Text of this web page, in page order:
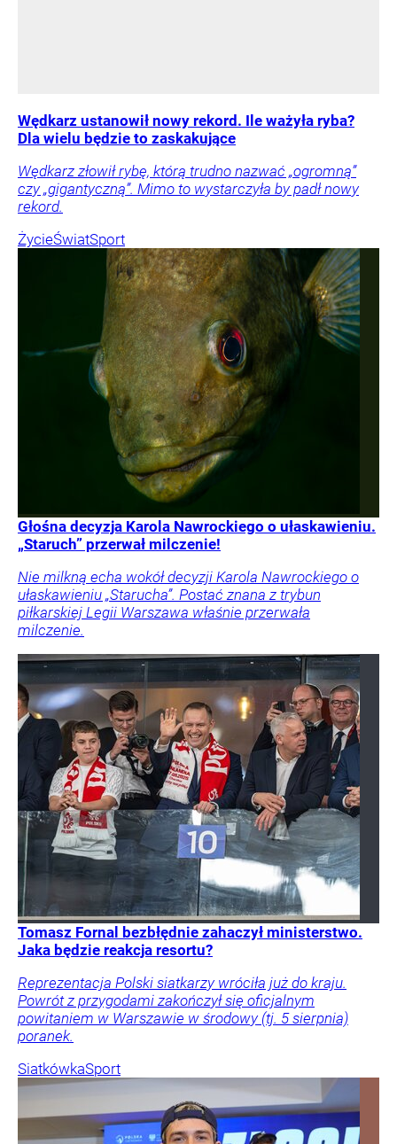
Wędkarz ustanowił nowy rekord. Ile ważyła ryba?
Dla wielu będzie to zaskakujące
Wędkarz złowił rybę, którą trudno nazwać „ogromną”
czy „gigantyczną”. Mimo to wystarczyła by padł nowy
rekord.
ŻycieŚwiatSport
Głośna decyzja Karola Nawrockiego o ułaskawieniu.
„Staruch” przerwał milczenie!
Nie milkną echa wokół decyzji Karola Nawrockiego o
ułaskawieniu „Starucha”. Postać znana z trybun
piłkarskiej Legii Warszawa właśnie przerwała
milczenie.
Tomasz Fornal bezbłędnie zahaczył ministerstwo.
Jaka będzie reakcja resortu?
Reprezentacja Polski siatkarzy wróciła już do kraju.
Powrót z przygodami zakończył się oficjalnym
powitaniem w Warszawie w środowy (tj. 5 sierpnia)
poranek.
SiatkówkaSport